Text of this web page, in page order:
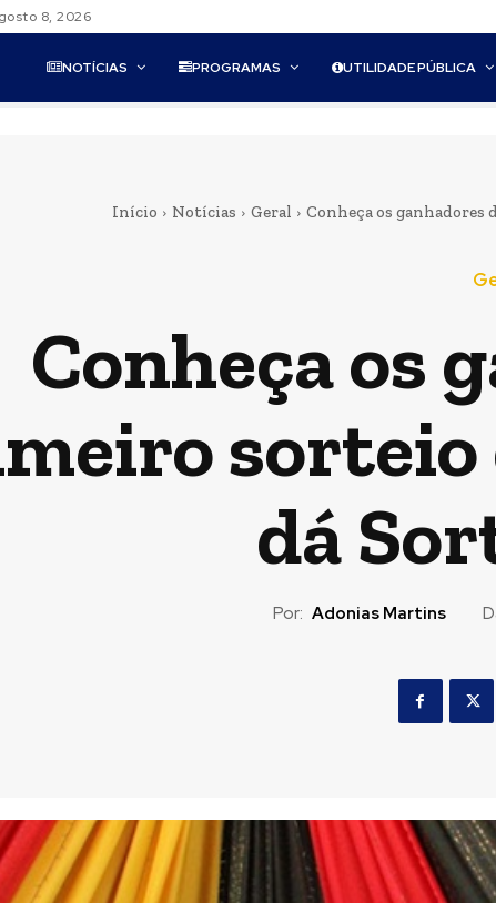
8, 2026
NOTÍCIAS PROGRAMAS UTILIDADE PÚBLICA
Início Notícias Geral Conheça os
Conheça os
sorteio
dá
Por: Adonias Martins